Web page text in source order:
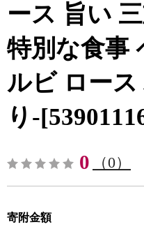
ース 旨い
特別な食事
ルビ ロー
り-
0 （0）
寄附金額